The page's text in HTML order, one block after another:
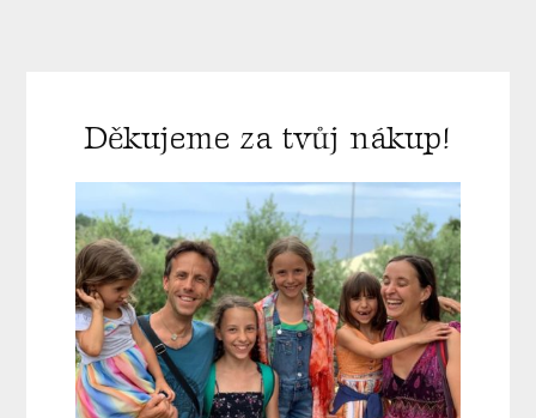
Děkujeme za tvůj nákup!